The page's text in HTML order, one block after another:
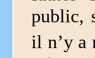
public,
il n’y a